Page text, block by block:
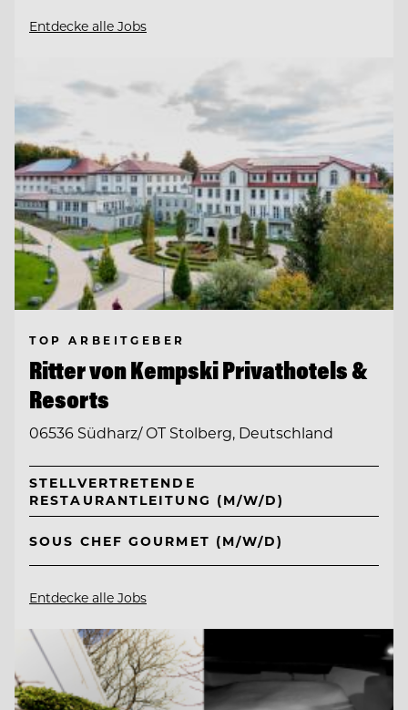
Entdecke alle Jobs
TOP ARBEITGEBER
Ritter von Kempski Privathotels &
Resorts
06536 Südharz/ OT Stolberg, Deutschland
STELLVERTRETENDE
RESTAURANTLEITUNG (M/W/D)
SOUS CHEF GOURMET (M/W/D)
Entdecke alle Jobs